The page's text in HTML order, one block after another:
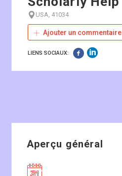
USA, 41034
Ajouter un commentaire
LIENS SOCIAUX:
Aperçu général